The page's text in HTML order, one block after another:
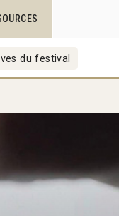
du festival